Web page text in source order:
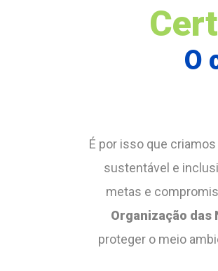
O
É por isso que criamos
sustentável e
metas e
Organização das
proteger o meio